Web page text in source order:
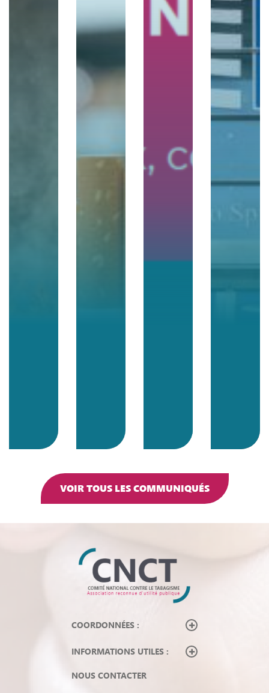
VOIR TOUS LES COMMUNIQUÉS
COORDONNÉES :
INFORMATIONS UTILES :
NOUS CONTACTER